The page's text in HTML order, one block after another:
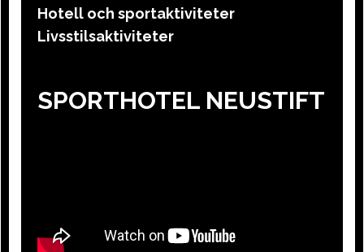
Hotell och sportaktiviteter
Livsstilsaktiviteter
SPORTHOTEL NEUSTIFT